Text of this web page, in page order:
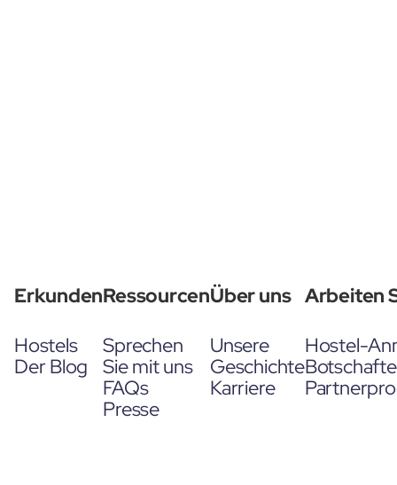
Erkunden
Hostels
Der Blog
Ressourcen
Sprechen
Sie mit uns
FAQs
Presse
Über uns
Unsere
Geschichte
Karriere
Arbeiten
Hostel-